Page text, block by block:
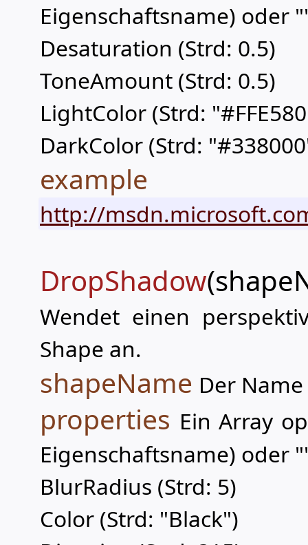
Eigenschaftsname) oder
Desaturation (Strd: 0.5)
ToneAmount (Strd: 0.5)
LightColor (Strd:
DarkColor (Strd:
example
http://
DropShadow
Wendet einen
Shape an.
shapeName Der
properties Ein Array
Eigenschaftsname) oder
BlurRadius (Strd: 5)
Color (Strd: "Black")